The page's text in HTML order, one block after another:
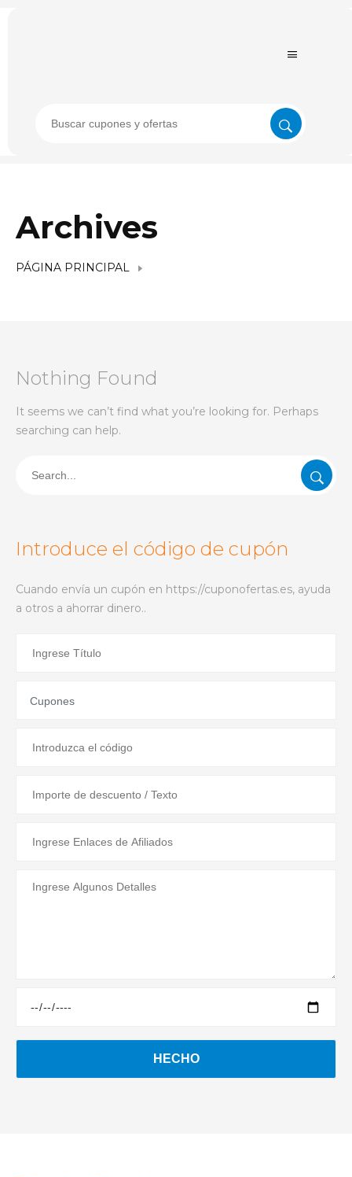
Archives
PÁGINA PRINCIPAL
Nothing Found
It seems we can’t find what you’re looking for. Perhaps
searching can help.
Introduce el código de cupón
Cuando envía un cupón en https://cuponofertas.es, ayuda
a otros a ahorrar dinero..